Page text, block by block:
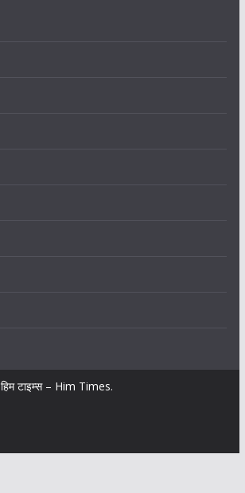
हिम टाइम्स – Him Times.